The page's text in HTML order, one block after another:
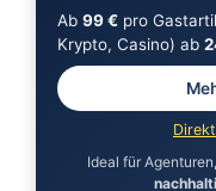
Ab 99 €pro
Krypto, Casino) ab
Ideal für